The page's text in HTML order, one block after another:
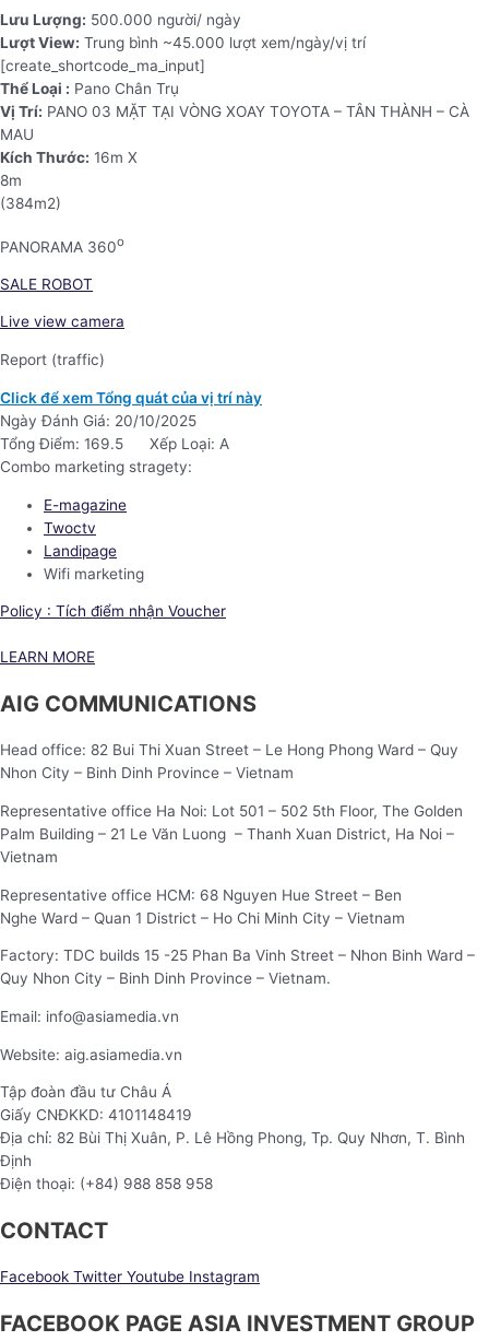
Lưu Lượng: 500.000 người/ ngày
Lượt View: Trung bình ~45.000 lượt xem/ngày/vị trí
[create_shortcode_ma_input]
Thể Loại : Pano Chân Trụ
Vị Trí: PANO 03 MẶT TẠI VÒNG XOAY TOYOTA – TÂN THÀNH – CÀ
MAU
Kích Thước: 16m X
8m
(384m2)
PANORAMA 360o
SALE ROBOT
Live view camera
Report (traffic)
Click để xem Tổng quát của vị trí này
Ngày Đánh Giá: 20/10/2025
Tổng Điểm: 169.5
Xếp Loại: A
Combo marketing stragety:
E-magazine
Twoctv
Landipage
Wifi marketing
Policy : Tích điểm nhận Voucher
LEARN MORE
AIG COMMUNICATIONS
Head office: 82 Bui Thi Xuan Street – Le Hong Phong Ward – Quy
Nhon City – Binh Dinh Province – Vietnam
Representative office Ha Noi: Lot 501 – 502 5th Floor, The Golden
Palm Building – 21 Le Văn Luong – Thanh Xuan District, Ha Noi –
Vietnam
Representative office HCM: 68 Nguyen Hue Street – Ben
Nghe Ward – Quan 1 District – Ho Chi Minh City – Vietnam
Factory: TDC builds 15 -25 Phan Ba Vinh Street – Nhon Binh Ward –
Quy Nhon City – Binh Dinh Province – Vietnam.
Email: info@asiamedia.vn
Website: aig.asiamedia.vn
Tập đoàn đầu tư Châu Á
Giấy CNĐKKD: 4101148419
Địa chỉ: 82 Bùi Thị Xuân, P. Lê Hồng Phong, Tp. Quy Nhơn, T. Bình
Định
Điện thoại: (+84) 988 858 958
CONTACT
Facebook Twitter Youtube Instagram
FACEBOOK PAGE ASIA INVESTMENT GROUP